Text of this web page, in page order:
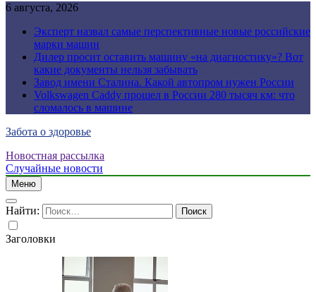
6 августа, 2026
Эксперт назвал самые перспективные новые российские
марки машин
Дилер просит оставить машину «на диагностику»? Вот
какие документы нельзя забывать
Завод имени Сталина. Какой автопром нужен России
Volkswagen Caddy прошел в России 280 тысяч км: что
сломалось в машине
Забота о здоровье
Новостная рассылка
Случайные новости
Меню
Найти:
Заголовки